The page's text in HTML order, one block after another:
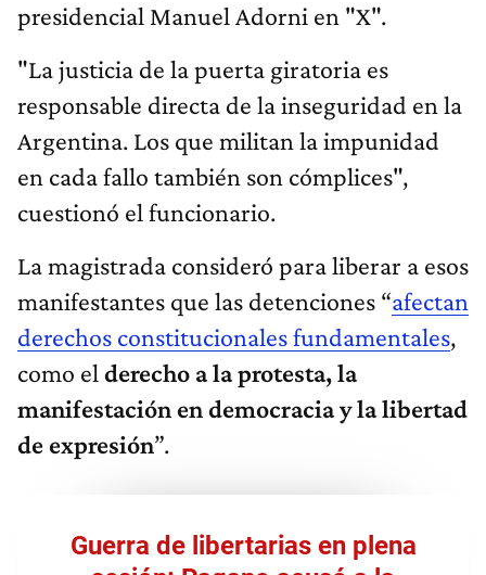
presidencial Manuel Adorni en "X".
"La justicia de la puerta giratoria es
responsable directa de la inseguridad en la
Argentina. Los que militan la impunidad
en cada fallo también son cómplices",
cuestionó el funcionario.
La magistrada consideró para liberar a esos
manifestantes que las detenciones “afectan
derechos constitucionales fundamentales,
como el derecho a la protesta, la
manifestación en democracia y la libertad
de expresión”.
Guerra de libertarias en plena